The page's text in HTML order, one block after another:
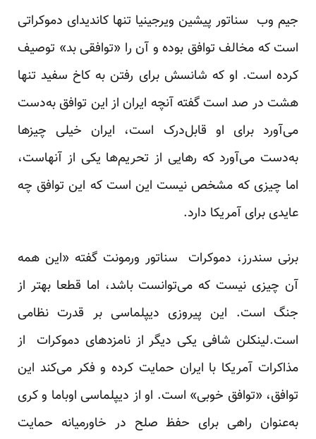
جیم وب سناتور پیشین ویرجینیا تنها کاندیدای دموکراتی
است که مخالف توافق بوده و آن را «توافقی بد» توصیف
کرده‌ است. او که شانسش برای رفتن به کاخ سفید تنها
هشت در صد است گفته آنچه ایران از این توافق به‌دست
می‌آورد برای او قابل‌درک است، ایران خیلی چیزها
به‌دست می‌آورد که رهایی از تحریم‌ها یکی از آنهاست،
اما چیزی که مشخص نیست این است که این توافق چه
عایدی برای آمریکا دارد.
برنی سندرز، دموکرات سناتور ورمونت گفته «این همه
آن چیزی نیست که می‌توانست باشد، اما قطعا بهتر از
جنگ است. این پیروزی دیپلماسی بر قدرت نظامی
است.لینکلن شافی یکی دیگر از نامزدهای دموکرات از
مذاکرات آمریکا با ایران حمایت کرده و فکر می‌کند این
توافق، «توافق خوبی» است. او از دیپلماسی اوباما و کری
به‌عنوان راهی برای حفظ صلح در خاورمیانه حمایت